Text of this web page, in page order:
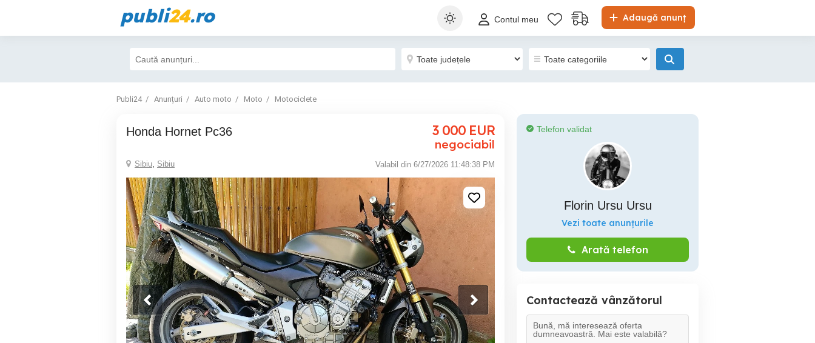
publi24.ro Adaugă anunț
Contul meu
Publi24 Anunțuri Auto moto Moto Motociclete
Honda Hornet Pc36 3 000 EUR
negociabil
Sibiu, Sibiu Valabil din 6/27/2026 11:48:38 PM
Telefon validat
Florin Ursu Ursu
Vezi toate anunțurile
Arată telefon
Contactează vânzătorul